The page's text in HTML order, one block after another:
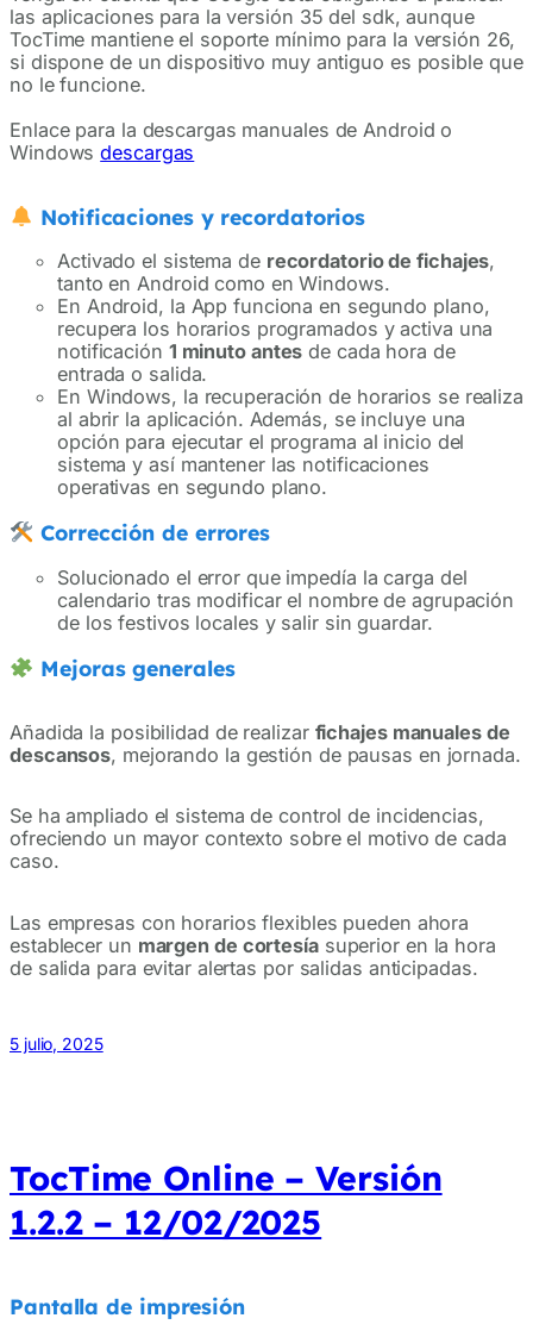
las aplicaciones para la versión 35 del sdk, aunque
TocTime mantiene el soporte mínimo para la versión 26,
si dispone de un dispositivo muy antiguo es posible que
no le funcione.
Enlace para la descargas manuales de Android o
Windowsdescargas
Notificaciones y recordatorios
Activado el sistema de recordatorio de fichajes,
tanto en Android como en Windows.
En Android, la App funciona en segundo plano,
recupera los horarios programados y activa una
notificación 1 minuto antes de cada hora de
entrada o salida.
En Windows, la recuperación de horarios se realiza
al abrir la aplicación. Además, se incluye una
opción para ejecutar el programa al inicio del
sistema y así mantener las notificaciones
operativas en segundo plano.
Corrección de errores
Solucionado el error que impedía la carga del
calendario tras modificar el nombre de agrupación
de los festivos locales y salir sin guardar.
Mejoras generales
Añadida la posibilidad de realizar fichajes manuales de
descansos, mejorando la gestión de pausas en jornada.
Se ha ampliado el sistema de control de incidencias,
ofreciendo un mayor contexto sobre el motivo de cada
caso.
Las empresas con horarios flexibles pueden ahora
establecer un margen de cortesíasuperior en la hora
de salida para evitar alertas por salidas anticipadas.
5 julio, 2025
TocTime Online – Versión
1.2.2 – 12/02/2025
Pantalla de impresión